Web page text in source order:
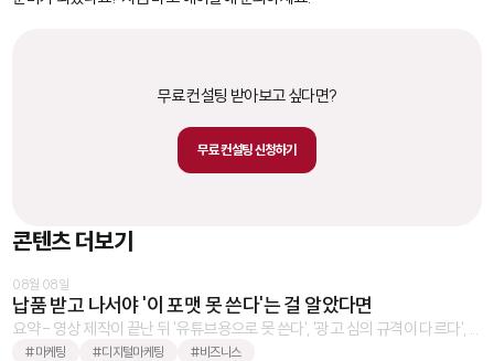
무료 컨설팅 받아보고 싶다면?
무료 컨설팅 신청하기
콘텐츠 더보기
08월 08일
납품 받고 나서야 '이 포맷 못 쓴다'는 걸 알았다면
요약 - 영상 제작이 끝난 뒤 '유튜브용으로 못 쓴다', '광고 심의 규격이 다르다', ...
#마케팅 #디지털마케팅 #비즈니스